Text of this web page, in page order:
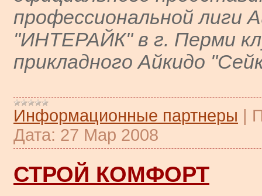
профессиональной лиги
"ИНТЕРАЙК" в г. Перми
прикладного Айкидо
Информационные партнеры |
Дата: 27 Мар 2008
СТРОЙ КОМФОРТ